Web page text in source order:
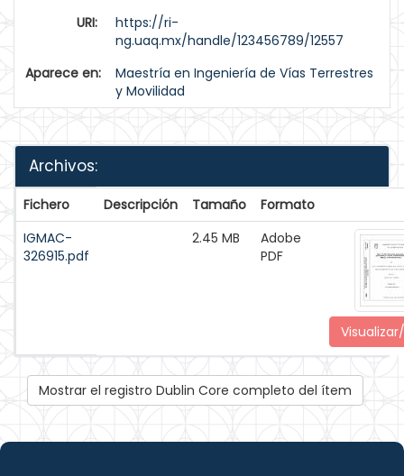
URI:
https://ri-
ng.uaq.mx/handle/123456789/12557
Aparece en:
Maestría en Ingeniería de Vías Terrestres
y Movilidad
Archivos:
Fichero Descripción Tamaño
Formato
IGMAC-
326915.pdf
2.45 MB
Adobe
PDF
Mostrar el registro Dublin Core completo del ítem